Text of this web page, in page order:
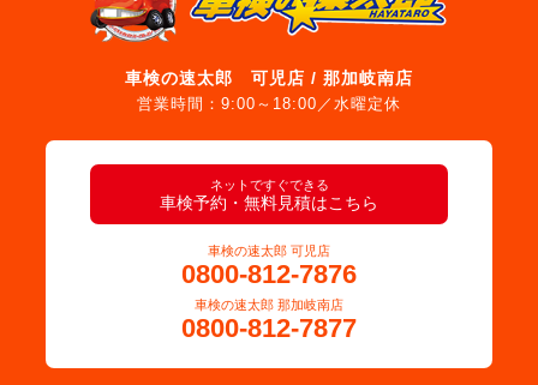
車検の速太郎 可児店 / 那加岐南店
営業時間：9:00～18:00／水曜定休
ネットですぐできる
車検予約・無料見積はこちら
車検の速太郎 可児店
0800-812-7876
車検の速太郎 那加岐南店
0800-812-7877